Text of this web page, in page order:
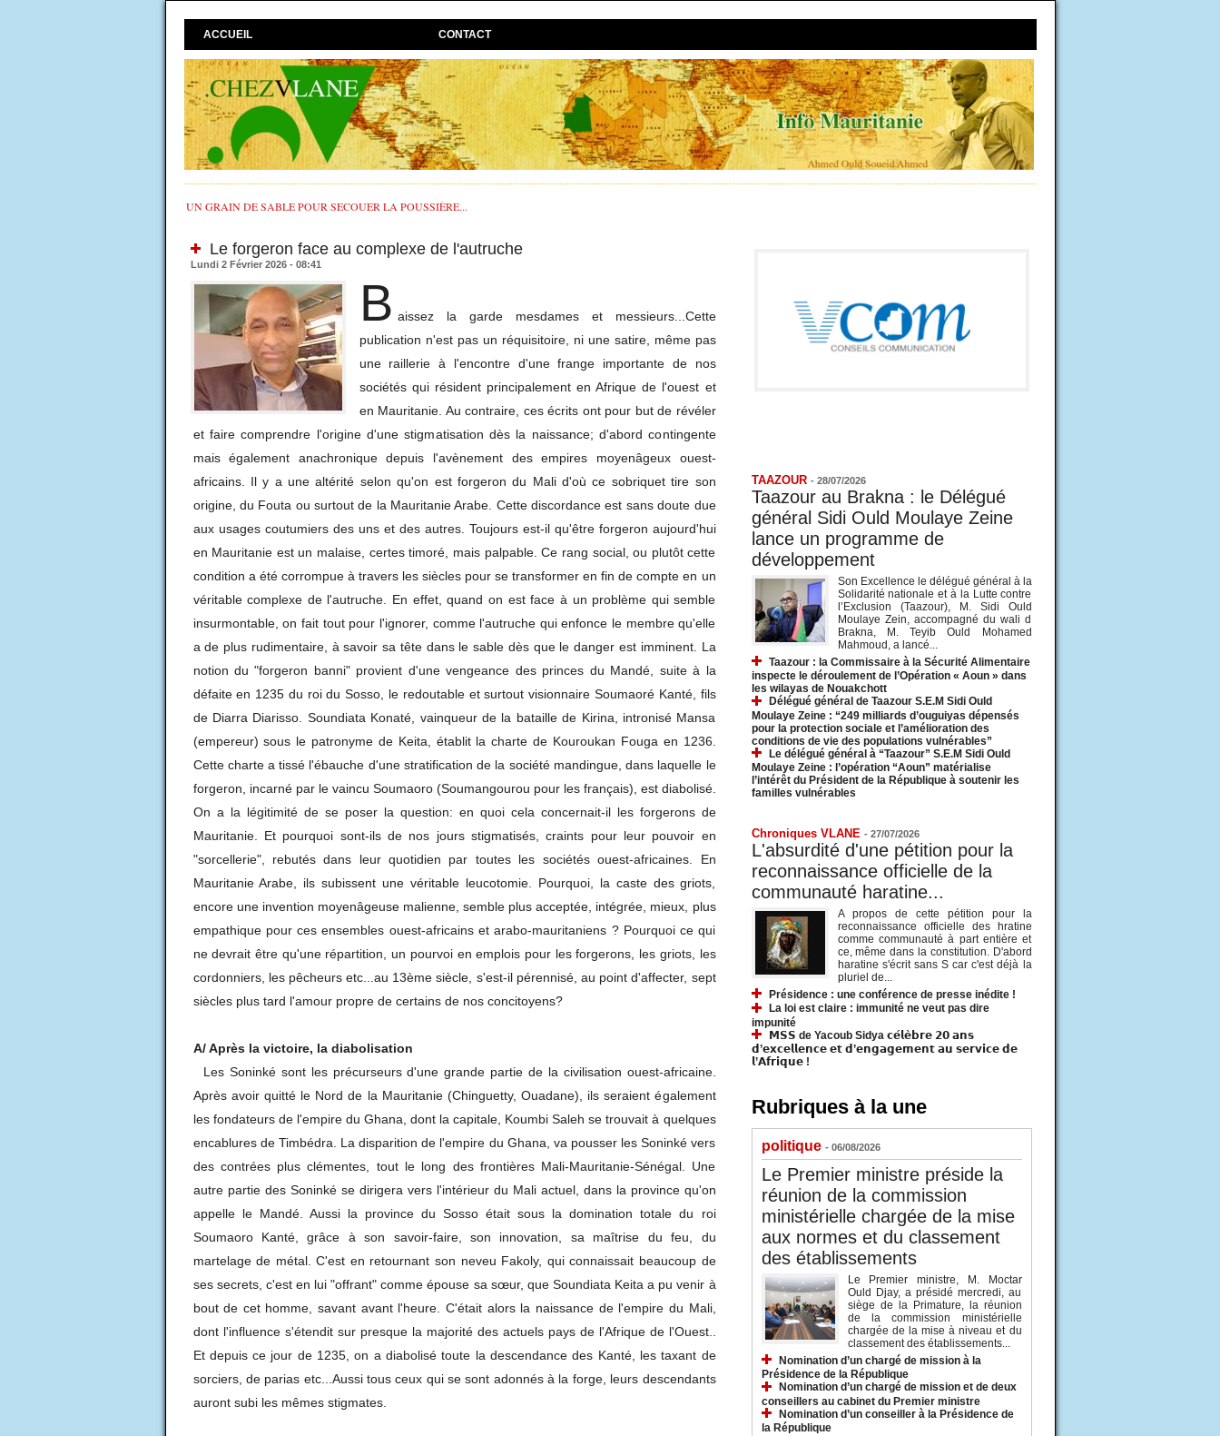
ACCUEIL CONTACT
UN GRAIN DE SABLE POUR SECOUER LA POUSSIÈRE...
Le forgeron face au complexe de l'autruche
Lundi 2 Février 2026 - 08:41
B aissez la garde mesdames et messieurs...Cette
publication n'est pas un réquisitoire, ni une satire, même pas
une raillerie à l'encontre d'une frange importante de nos
sociétés qui résident principalement en Afrique de l'ouest et
en Mauritanie. Au contraire, ces écrits ont pour but de révéler
et faire comprendre l'origine d'une stigmatisation dès la naissance; d'abord contingente
mais également anachronique depuis l'avènement des empires moyenâgeux ouest-
africains. Il y a une altérité selon qu'on est forgeron du Mali d'où ce sobriquet tire son
origine, du Fouta ou surtout de la Mauritanie Arabe. Cette discordance est sans doute due
aux usages coutumiers des uns et des autres. Toujours est-il qu'être forgeron aujourd'hui
en Mauritanie est un malaise, certes timoré, mais palpable. Ce rang social, ou plutôt cette
condition a été corrompue à travers les siècles pour se transformer en fin de compte en un
véritable complexe de l'autruche. En effet, quand on est face à un problème qui semble
insurmontable, on fait tout pour l'ignorer, comme l'autruche qui enfonce le membre qu'elle
a de plus rudimentaire, à savoir sa tête dans le sable dès que le danger est imminent. La
notion du "forgeron banni" provient d'une vengeance des princes du Mandé, suite à la
défaite en 1235 du roi du Sosso, le redoutable et surtout visionnaire Soumaoré Kanté, fils
de Diarra Diarisso. Soundiata Konaté, vainqueur de la bataille de Kirina, intronisé Mansa
(empereur) sous le patronyme de Keita, établit la charte de Kouroukan Fouga en 1236.
Cette charte a tissé l'ébauche d'une stratification de la société mandingue, dans laquelle le
forgeron, incarné par le vaincu Soumaoro (Soumangourou pour les français), est diabolisé.
On a la légitimité de se poser la question: en quoi cela concernait-il les forgerons de
Mauritanie. Et pourquoi sont-ils de nos jours stigmatisés, craints pour leur pouvoir en
"sorcellerie", rebutés dans leur quotidien par toutes les sociétés ouest-africaines. En
Mauritanie Arabe, ils subissent une véritable leucotomie. Pourquoi, la caste des griots,
encore une invention moyenâgeuse malienne, semble plus acceptée, intégrée, mieux, plus
empathique pour ces ensembles ouest-africains et arabo-mauritaniens ? Pourquoi ce qui
ne devrait être qu'une répartition, un pourvoi en emplois pour les forgerons, les griots, les
cordonniers, les pêcheurs etc...au 13ème siècle, s'est-il pérennisé, au point d'affecter, sept
siècles plus tard l'amour propre de certains de nos concitoyens?
A/ Après la victoire, la diabolisation
Les Soninké sont les précurseurs d'une grande partie de la civilisation ouest-africaine.
Après avoir quitté le Nord de la Mauritanie (Chinguetty, Ouadane), ils seraient également
les fondateurs de l'empire du Ghana, dont la capitale, Koumbi Saleh se trouvait à quelques
encablures de Timbédra. La disparition de l'empire du Ghana, va pousser les Soninké vers
des contrées plus clémentes, tout le long des frontières Mali-Mauritanie-Sénégal. Une
autre partie des Soninké se dirigera vers l'intérieur du Mali actuel, dans la province qu'on
appelle le Mandé. Aussi la province du Sosso était sous la domination totale du roi
Soumaoro Kanté, grâce à son savoir-faire, son innovation, sa maîtrise du feu, du
martelage de métal. C'est en retournant son neveu Fakoly, qui connaissait beaucoup de
ses secrets, c'est en lui "offrant" comme épouse sa sœur, que Soundiata Keita a pu venir à
bout de cet homme, savant avant l'heure. C'était alors la naissance de l'empire du Mali,
dont l'influence s'étendit sur presque la majorité des actuels pays de l'Afrique de l'Ouest..
Et depuis ce jour de 1235, on a diabolisé toute la descendance des Kanté, les taxant de
sorciers, de parias etc...Aussi tous ceux qui se sont adonnés à la forge, leurs descendants
auront subi les mêmes stigmates.
TAAZOUR - 28/07/2026
Taazour au Brakna : le Délégué
général Sidi Ould Moulaye Zeine
lance un programme de
développement
Son Excellence le délégué général à la
Solidarité nationale et à la Lutte contre
l’Exclusion (Taazour), M. Sidi Ould
Moulaye Zein, accompagné du wali d
Brakna, M. Teyib Ould Mohamed
Mahmoud, a lancé...
Taazour : la Commissaire à la Sécurité Alimentaire
inspecte le déroulement de l’Opération « Aoun » dans
les wilayas de Nouakchott
Délégué général de Taazour S.E.M Sidi Ould
Moulaye Zeine : “249 milliards d’ouguiyas dépensés
pour la protection sociale et l’amélioration des
conditions de vie des populations vulnérables”
Le délégué général à “Taazour” S.E.M Sidi Ould
Moulaye Zeine : l’opération “Aoun” matérialise
l’intérêt du Président de la République à soutenir les
familles vulnérables
Chroniques VLANE - 27/07/2026
L'absurdité d'une pétition pour la
reconnaissance officielle de la
communauté haratine...
A propos de cette pétition pour la
reconnaissance officielle des hratine
comme communauté à part entière et
ce, même dans la constitution. D'abord
haratine s'écrit sans S car c'est déjà la
pluriel de...
Présidence : une conférence de presse inédite !
La loi est claire : immunité ne veut pas dire
impunité
𝗠𝗦𝗦 de Yacoub Sidya 𝗰𝗲́𝗹𝗲̀𝗯𝗿𝗲 𝟮𝟬 𝗮𝗻𝘀
𝗱’𝗲𝘅𝗰𝗲𝗹𝗹𝗲𝗻𝗰𝗲 𝗲𝘁 𝗱’𝗲𝗻𝗴𝗮𝗴𝗲𝗺𝗲𝗻𝘁 𝗮𝘂 𝘀𝗲𝗿𝘃𝗶𝗰𝗲 𝗱𝗲
𝗹’𝗔𝗳𝗿𝗶𝗾𝘂𝗲 !
Rubriques à la une
politique - 06/08/2026
Le Premier ministre préside la
réunion de la commission
ministérielle chargée de la mise
aux normes et du classement
des établissements
Le Premier ministre, M. Moctar
Ould Djay, a présidé mercredi, au
siège de la Primature, la réunion
de la commission ministérielle
chargée de la mise à niveau et du
classement des établissements...
Nomination d’un chargé de mission à la
Présidence de la République
Nomination d’un chargé de mission et de deux
conseillers au cabinet du Premier ministre
Nomination d’un conseiller à la Présidence de
la République